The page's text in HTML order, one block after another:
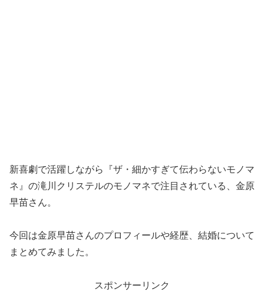
新喜劇で活躍しながら『ザ・細かすぎて伝わらないモノマ
ネ』の滝川クリステルのモノマネで注目されている、金原
早苗さん。
今回は金原早苗さんのプロフィールや経歴、結婚について
まとめてみました。
スポンサーリンク